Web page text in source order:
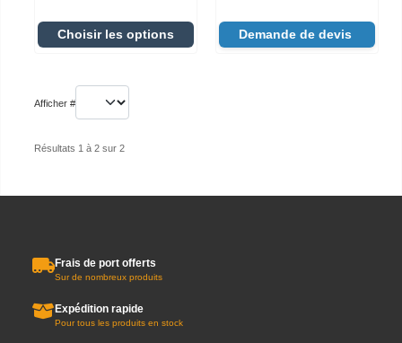
Choisir les options Demande de devis
Afficher #
Résultats 1 à 2 sur 2
Frais de port offerts
Sur de nombreux produits
Expédition rapide
Pour tous les produits en stock